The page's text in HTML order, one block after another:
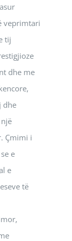
veprimtari
tij
dhe me
dhe
Çmimi i
e
e
të